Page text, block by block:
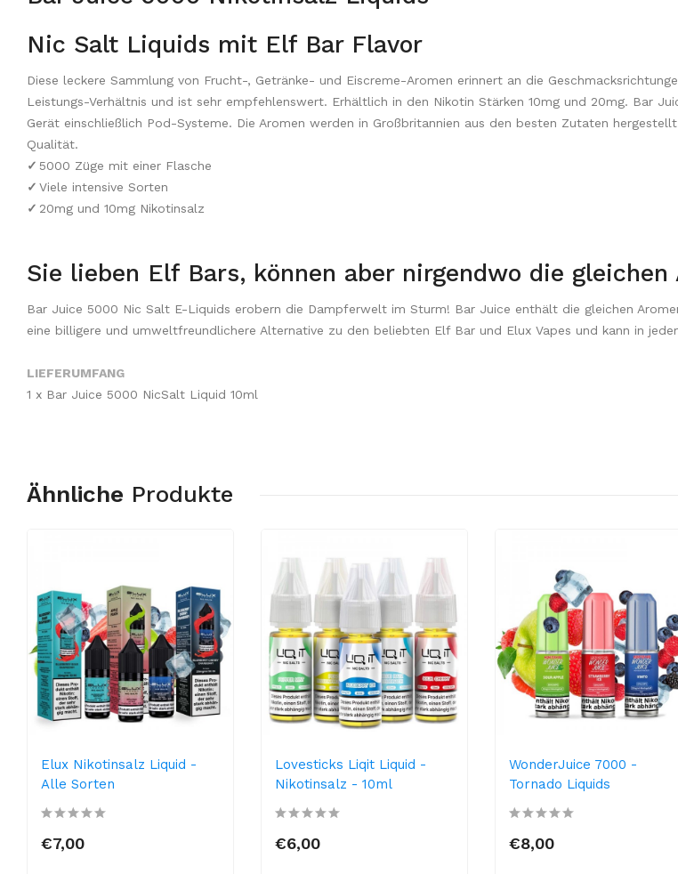
Nic Salt Liquids mit Elf Bar Flavor
Diese leckere Sammlung von Frucht-, Getränke- und Eiscreme-Aromen erinnert an die
Leistungs-Verhältnis und ist sehr empfehlenswert. Erhältlich in den Nikotin Stärken 10mg und 20mg. Bar
Gerät einschließlich Pod-Systeme. Die Aromen werden in Großbritannien aus den besten Zutaten
Qualität.
✓ 5000 Züge mit einer Flasche
✓ Viele intensive Sorten
✓ 20mg und 10mg Nikotinsalz
Sie lieben Elf Bars, können aber nirgendwo die
Bar Juice 5000 Nic Salt E-Liquids erobern die Dampferwelt im Sturm! Bar Juice enthält die gleichen
eine billigere und umweltfreundlichere Alternative zu den beliebten Elf Bar und Elux Vapes und kann in
LIEFERUMFANG
1 x Bar Juice 5000 NicSalt Liquid 10ml
Ähnliche Produkte
Elux Nikotinsalz Liquid -
Alle Sorten
€7,00
Lovesticks Liqit Liquid -
Nikotinsalz - 10ml
€6,00
WonderJuice 7000 -
Tornado Liquids
€8,00